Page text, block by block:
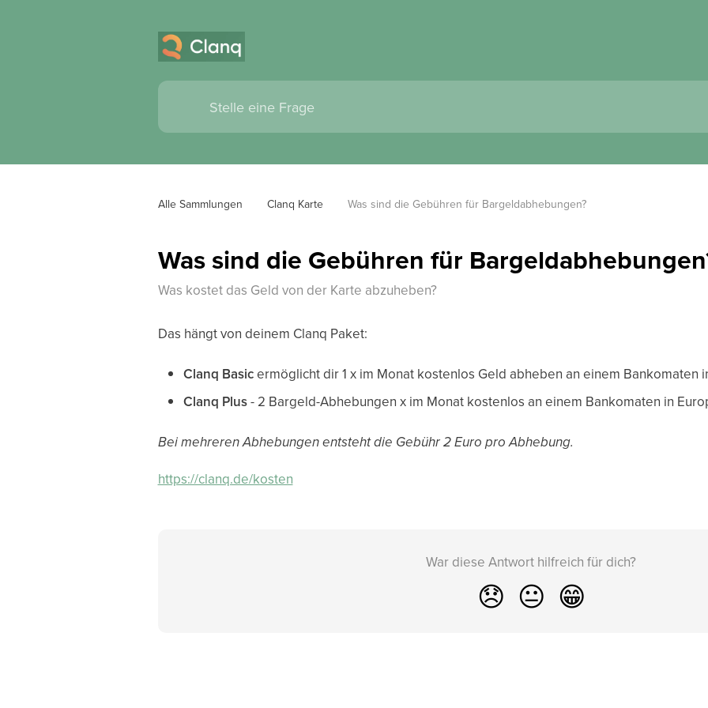
Alle Sammlungen Clanq Karte Was sind die Gebühren für Bargeldabhebungen?
Was sind die Gebühren für
Was kostet das Geld von der Karte abzuheben?
Das hängt von deinem Clanq Paket:
Clanq Basicermöglicht dir 1 x im Monat kostenlos Geld abheben an einem Bankomaten
Clanq Plus- 2 Bargeld-Abhebungen x im Monat kostenlos an einem Bankomaten in
Bei mehreren Abhebungen entsteht die Gebühr 2 Euro pro Abhebung.
https://clanq.de/kosten
War diese Antwort hilfreich für dich?
😞 😐 😁